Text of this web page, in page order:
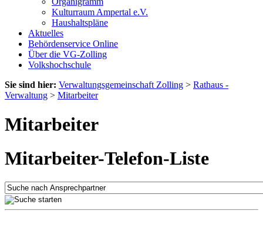
Kulturraum Ampertal e.V.
Haushaltspläne
Aktuelles
Behördenservice Online
Über die VG-Zolling
Volkshochschule
Sie sind hier: Verwaltungsgemeinschaft Zolling > Rathaus -
Verwaltung > Mitarbeiter
Mitarbeiter
Mitarbeiter-Telefon-Liste